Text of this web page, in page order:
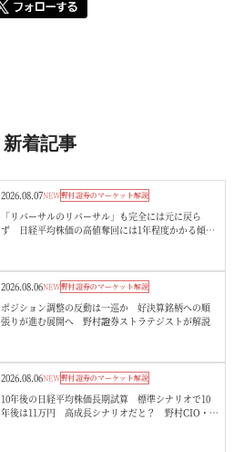
新着記事
2026.08.07NEW野村證券のマーケット解説
「リバーサルのリバーサル」も完全には元に戻ら
ず 日経平均株価の高値奪回には1年程度かかる傾
2026.08.06NEW野村證券のマーケット解説
ポジション調整の反動は一巡か 好決算銘柄への順
張りが進む展開へ 野村證券ストラテジストが解説
2026.08.06NEW野村證券のマーケット解説
10年後の日経平均株価長期試算 標準シナリオで10
年後は11万円 高成長シナリオだと？ 野村CIO・宮